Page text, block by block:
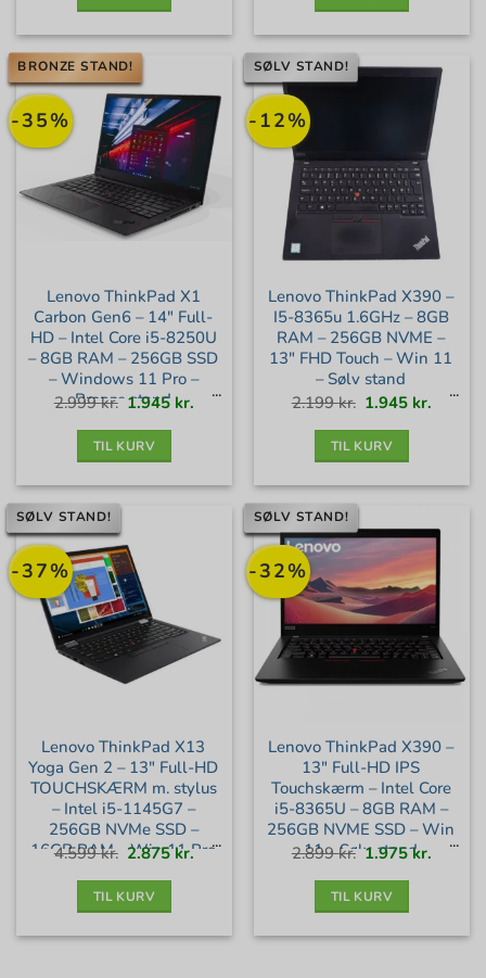
-35%
BRONZE STAND!
Lenovo ThinkPad X1
Carbon Gen6 – 14″ Full-
HD – Intel Core i5-8250U
– 8GB RAM – 256GB SSD
– Windows 11 Pro –
Bronze stand
2.999kr. Den
oprindelige
pris
1.945 kr. Den
TIL KURV
-12%
SØLV STAND!
Lenovo ThinkPad X390 –
I5-8365u 1.6GHz – 8GB
RAM – 256GB NVME –
13″ FHD Touch – Win 11
– Sølv stand
2.199kr. Den
oprindelige
pris
1.945 kr. Den
TIL KURV
-37%
SØLV STAND!
Lenovo ThinkPad X13
Yoga Gen 2 – 13″ Full-HD
TOUCHSKÆRM m. stylus
– Intel i5-1145G7 –
256GB NVMe SSD –
16GB RAM – Win 11 Pro
4.599kr. Den
oprindelige
pris
2.875kr.Den
TIL KURV
-32%
SØLV STAND!
Lenovo ThinkPad X390 –
13″ Full-HD IPS
Touchskærm – Intel Core
i5-8365U – 8GB RAM –
256GB NVME SSD – Win
11 – Sølv stand
2.899kr. Den
oprindelige
pris
1.975kr. Den
TIL KURV